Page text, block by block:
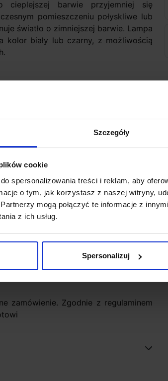
Szczegóły
cookie
spersonalizowania treści i reklam, aby
o tym, jak korzystasz z naszej witryny,
mogą połączyć te informacje z
z ich usług.
Spersonalizuj
cieplejszej barwie przyjemniej się
pomieszczeniu połyskliwe lub
światło o zimniejszej barwie. Lampa
kolor biały lub czarny, z możliwością
zamówienie. Zgodnie z regulaminem